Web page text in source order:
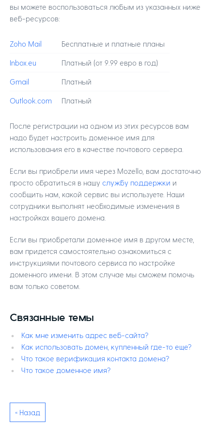
вы можете воспользоваться любым из указанных ниже
веб-ресурсов:
Zoho Mail Бесплатные и платные планы
Inbox.eu Платный (от 9.99 евро в год)
Gmail Платный
Outlook.com Платный
После регистрации на одном из этих ресурсов вам
надо будет настроить доменное имя для
использования его в качестве почтового сервера.
Если вы приобрели имя через Mozello, вам достаточно
просто обратиться в нашу службу поддержки и
сообщить нам, какой сервис вы используете. Наши
сотрудники выполнят необходимые изменения в
настройках вашего домена.
Если вы приобретали доменное имя в другом месте,
вам придется самостоятельно ознакомиться с
инструкциями почтового сервиса по настройке
доменного имени. В этом случае мы сможем помочь
вам только советом.
Связанные темы
Как мне изменить адрес веб-сайта?
Как использовать домен, купленный где-то еще?
Что такое верификация контакта домена?
Что такое доменное имя?
« Назад